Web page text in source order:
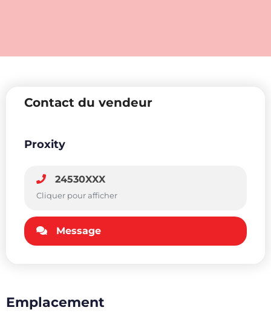
Contact du vendeur
Proxity
24530XXX
Cliquer pour afficher
Message
Emplacement